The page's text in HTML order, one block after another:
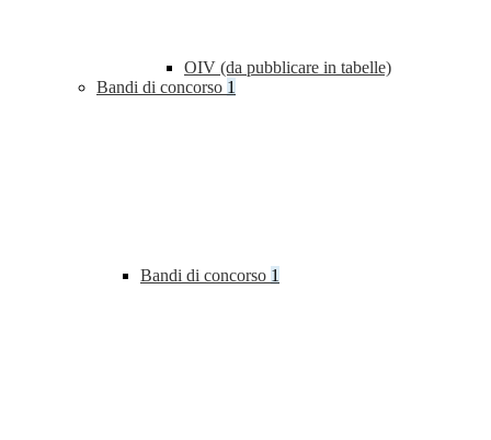
OIV (da pubblicare in tabelle)
Bandi di concorso 1
Bandi di concorso 1